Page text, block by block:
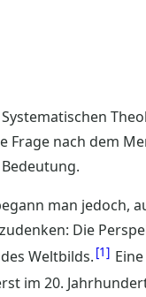
Frage nach dem
man jedoch,
Die
Weltbilds. 1
im 20.